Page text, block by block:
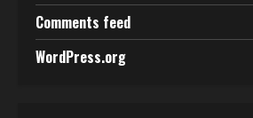
Comments feed
WordPress.org